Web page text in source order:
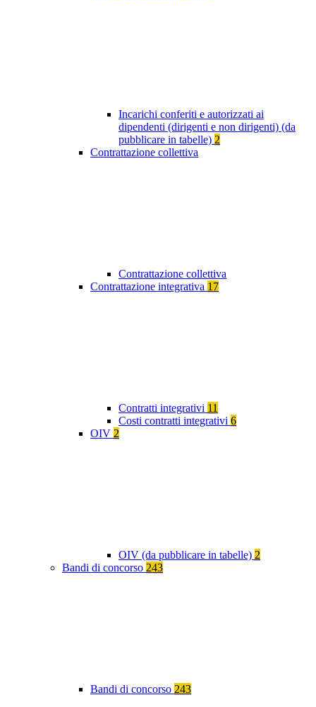
Incarichi conferiti e autorizzati ai
dipendenti (dirigenti e non dirigenti) (da
pubblicare in tabelle) 2
Contrattazione collettiva
Contrattazione collettiva
Contrattazione integrativa 17
Contratti integrativi 11
Costi contratti integrativi 6
OIV 2
OIV (da pubblicare in tabelle) 2
Bandi di concorso 243
Bandi di concorso 243